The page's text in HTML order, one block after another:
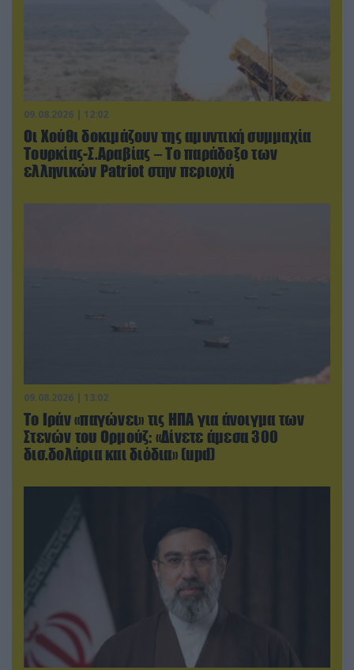
09.08.2026 | 12:02
Οι Χούθι δοκιμάζουν της αμυντική συμμαχία
Τουρκίας-Σ.Αραβίας – Το παράδοξο των
ελληνικών Patriot στην περιοχή
09.08.2026 | 13:02
Το Ιράν «παγώνει» τις ΗΠΑ για άνοιγμα των
Στενών του Ορμούζ: «Δίνετε άμεσα 300
δισ.δολάρια και διόδια» (upd)